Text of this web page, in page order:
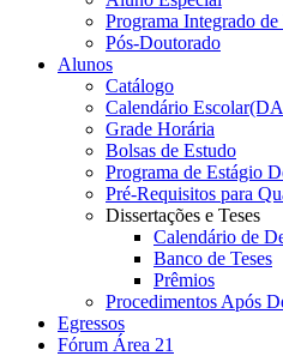
Programa Integrado
Pós-Doutorado
Alunos
Catálogo
Calendário
Grade Horária
Bolsas de Estudo
Programa de Estágio
Pré-Requisitos para
Dissertações e Teses
Calendário de
Banco de Teses
Prêmios
Procedimentos Após
Egressos
Fórum Área 21